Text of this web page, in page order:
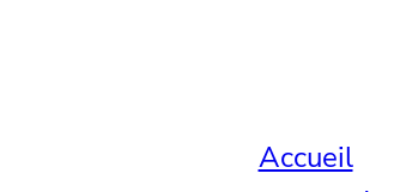
Accueil